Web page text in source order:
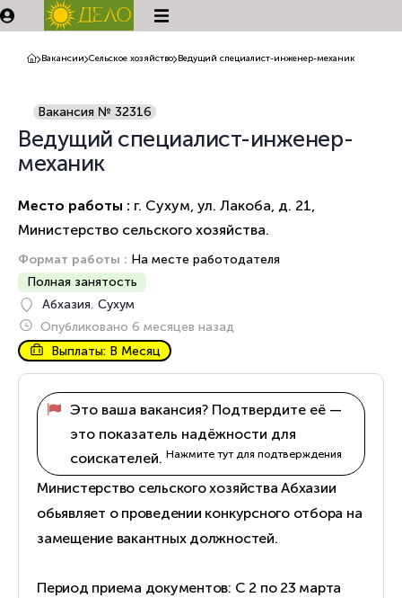
Вакансии Сельское хозяйство Ведущий специалист-инженер-механик
Ведущий специалист-инженер-
механик
Место работы : г. Сухум, ул. Лакоба, д. 21,
Министерство сельского хозяйства.
Формат работы : На месте работодателя
Полная занятость
Абхазия, Сухум
Опубликовано 6 месяцев назад
Выплаты: В Месяц
Вакансия № 32316
Это ваша вакансия? Подтвердите её —
это показатель надёжности для
соискателей. Нажмите тут для подтверждения
Министерство сельского хозяйства Абхазии
обьявляет о проведении конкурсного отбора на
замещение вакантных должностей.
Период приема документов: С 2 по 23 марта